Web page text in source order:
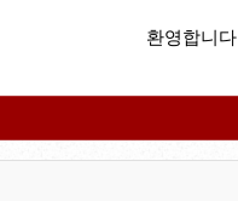
환영합니다